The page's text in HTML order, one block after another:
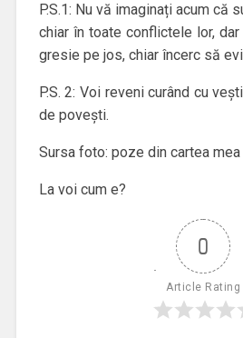
P.S.1: Nu vă imaginați acum că
chiar în toate conflictele lor,
gresie pe jos, chiar încerc să
P.S. 2: Voi reveni curând cu
de povești.
Sursa foto: poze din cartea
La voi cum e?
0
Article Rating